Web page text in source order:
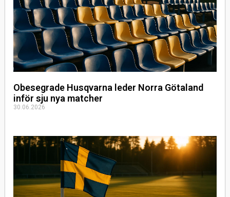
Obesegrade Husqvarna leder Norra Götaland
inför sju nya matcher
30.06.2026